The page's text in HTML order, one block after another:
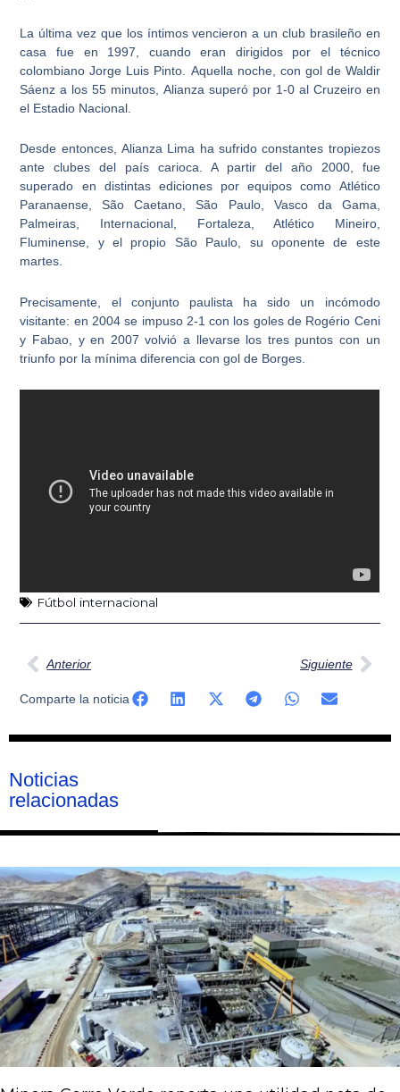
La última vez que los íntimos vencieron a un club brasileño en
casa fue en 1997, cuando eran dirigidos por el técnico
colombiano Jorge Luis Pinto. Aquella noche, con gol de Waldir
Sáenza los 55 minutos, Alianza superó por 1-0 al Cruzeiro en
el Estadio Nacional.
Desde entonces,Alianza Lima ha sufrido constantes tropiezos
ante clubes del país carioca . A partir del año 2000, fue
superado en distintas ediciones por equipos como Atlético
Paranaense, São Caetano, São Paulo, Vasco da Gama,
Palmeiras, Internacional, Fortaleza, Atlético Mineiro,
Fluminense, y el propio São Paulo, su oponente de este
martes.
Precisamente, el conjunto paulista ha sido un incómodo
visitante: en 2004 se impuso 2-1 con los goles de Rogério Ceni
y Fabao, y en 2007 volvió a llevarse los tres puntos con un
triunfo por la mínima diferencia con gol de Borges.
Fútbol internacional
Ant
Anterior Siguiente
Comparte la noticia
Noticias
relacionadas
Página
Página
Página
Página
Página